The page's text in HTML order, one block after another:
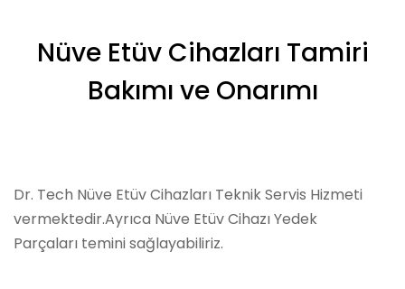
Nüve Etüv Cihazları Tamiri
Bakımı ve Onarımı
Dr. Tech Nüve Etüv Cihazları Teknik Servis Hizmeti
vermektedir.Ayrıca Nüve Etüv Cihazı Yedek
Parçaları temini sağlayabiliriz.